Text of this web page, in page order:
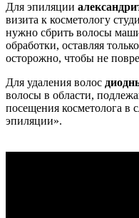
Для эпиляции
визита к косметологу
нужно сбрить волосы
обработки, оставляя
осторожно, чтобы не
Для удаления волос
волосы в области,
посещения косметолога в
эпиляции».